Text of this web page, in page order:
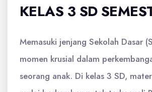
KELAS 3 SD
Memasuki jenjang Sekolah Dasar
momen krusial dalam
seorang anak. Di kelas 3 SD,